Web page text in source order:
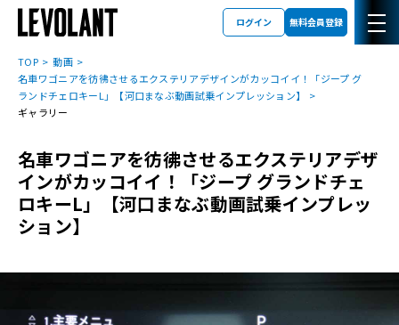
ログイン 無料会員登録
TOP
動画
名車ワゴニアを彷彿させるエクステリアデザインがカッコイイ！「ジープ グ
ランドチェロキーL」【河口まなぶ動画試乗インプレッション】
ギャラリー
名車ワゴニアを彷彿させるエクステリアデザ
インがカッコイイ！「ジープ グランドチェ
ロキーL」【河口まなぶ動画試乗インプレッ
ション】